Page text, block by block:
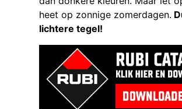
heet op zonnige zomerdagen.
lichtere tegel!